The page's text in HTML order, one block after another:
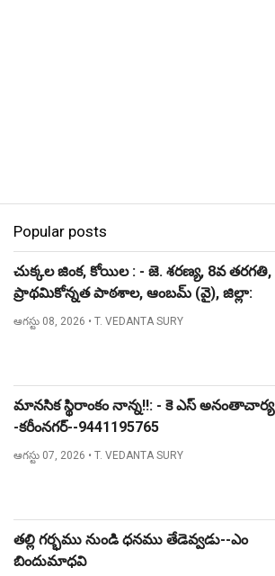
Popular posts
చుక్కల జింక, కోయిల : - జె. శరణ్య, 8వ తరగతి,
ప్రాథమికోన్నత పాఠశాల, ఆంబమ్ (వై), జిల్లా:
నిజామాబాద్.
ఆగస్టు 08, 2026 • T. VEDANTA SURY
మానసిక స్థిరాంకం నాన్న!!: - కె ఎస్ అనంతాచార్య
-కరీంనగర్--9441195765
ఆగస్టు 07, 2026 • T. VEDANTA SURY
తల్లి గర్భము నుండి ధనము తేడెవ్వడు--ఎం
బిందుమాధవి